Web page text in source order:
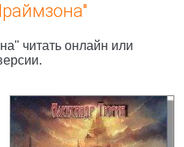
читать онлайн или